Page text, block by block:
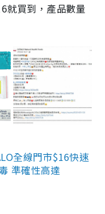
就買到，產品數量
全線門市$16快速
準確性高達